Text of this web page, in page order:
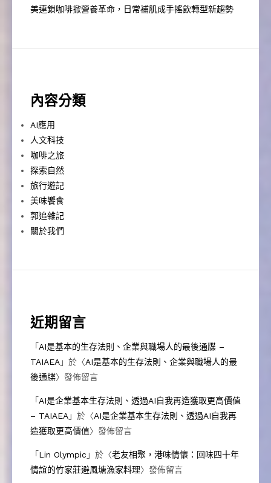
美連鎖咖啡掀營養革命，日常補肌成手搖飲轉型新趨勢
內容分類
AI應用
人文科技
咖啡之旅
探索自然
旅行遊記
美味饗食
郭追雜記
關於我們
近期留言
「AI是基本的生存法則、企業與職場人的最後通牒 –
TAIAEA」於〈AI是基本的生存法則、企業與職場人的最
後通牒〉發佈留言
「AI是企業基本生存法則、透過AI自我再造獲取更高價值
– TAIAEA」於〈AI是企業基本生存法則、透過AI自我再
造獲取更高價值〉發佈留言
「 Lin Olympic 」於〈老友相聚，港味情懷：回味四十年
情誼的竹家莊避風塘漁家料理〉發佈留言